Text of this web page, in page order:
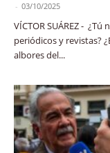
- 03/10/2025
VÍCTOR SUÁREZ -
periódicos y revistas?
albores del...